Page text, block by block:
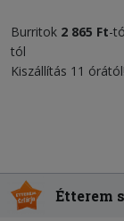
Burritok 2 865 Ft-
tól
Kiszállítás 11 órától!
Étterem